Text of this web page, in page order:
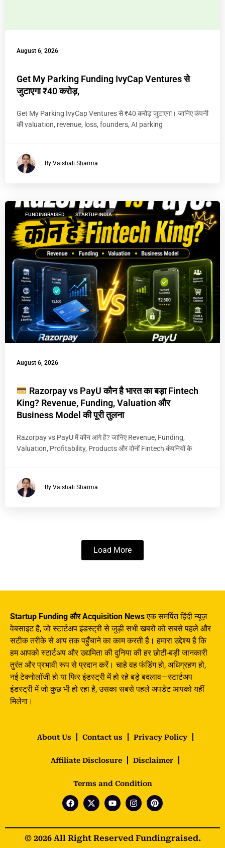
August 6, 2026
Get My Parking Funding IvyCap Ventures से
जुटाएगा ₹40 करोड़,
Get My Parking IvyCap Ventures से ₹40 करोड़ जुटाएगा। जानिए कंपनी
की valuation, revenue, loss, founders, AI parking
By Vaishali Sharma
FUNDINGRAISED STARTUP INDIA
August 6, 2026
Razorpay vs PayU कौन है भारत का बड़ा Fintech
King? Revenue, Funding, Valuation और
Business Model की पूरी तुलना
Razorpay vs PayU में कौन आगे है? जानिए Revenue, Funding,
Valuation, Profitability, Products और दोनों Fintech कंपनियों के
By Vaishali Sharma
Load More
Startup Funding और Acquisition Newsएक समर्पित हिंदी न्यूज़
वेबसाइट है, जो स्टार्टअप इंडस्ट्री से जुड़ी सभी खबरों को सबसे पहले और
सटीक तरीके से आप तक पहुँचाने का काम करती है। हमारा उद्देश्य है कि
हम आपको स्टार्टअप और उद्यमिता की दुनिया की हर छोटी-बड़ी जानकारी
तुरंत और प्रभावी रूप से प्रदान करें। चाहे वह फंडिंग हो, अधिग्रहण हो,
नई टेक्नोलॉजी हो या फिर इंडस्ट्री में हो रहे बड़े बदलाव—स्टार्टअप
इंडस्ट्री में जो कुछ भी हो रहा है, उसका सबसे पहले अपडेट आपको यहीं
मिलेगा।
About Us Contact us Privacy Policy
Affiliate Disclosure Disclaimer
Terms and Condition
© 2026 All Right Reserved Fundingraised.